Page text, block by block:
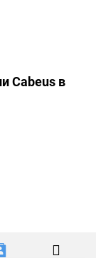
Cabeus в